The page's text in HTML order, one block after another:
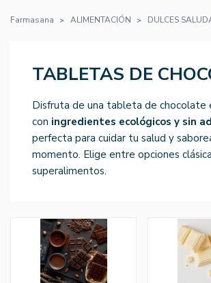
Farmasana ALIMENTACIÓN DULCES
TABLETAS DE
Disfruta de una tableta de chocolate
con ingredientes ecológicos y sin
perfecta para cuidar tu salud y
momento. Elige entre opciones
superalimentos.